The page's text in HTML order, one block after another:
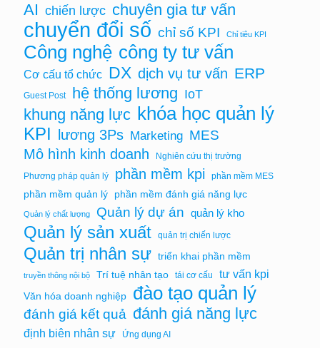
AI chiến lược chuyên gia tư vấn
chuyển đổi số chỉ số KPI Chỉ tiêu KPI
Công nghệ công ty tư vấn
Cơ cấu tổ chức DX dịch vụ tư vấn ERP
Guest Post hệ thống lương IoT
khung năng lực khóa học quản lý
KPI lương 3Ps Marketing MES
Mô hình kinh doanh
Nghiên cứu thị trường
Phương pháp quản lý
phần mềm kpi phần mềm MES
phần mềm quản lý phần mềm đánh giá năng lực
Quản lý chất lượng Quản lý dự án quản lý kho
Quản lý sản xuất quản trị chiến lược
Quản trị nhân sự triển khai phần mềm
truyền thông nội bộ Trí tuệ nhân tạo tái cơ cấu tư vấn kpi
Văn hóa doanh nghiệp đào tạo quản lý
đánh giá kết quả đánh giá năng lực
định biên nhân sự Ứng dụng AI